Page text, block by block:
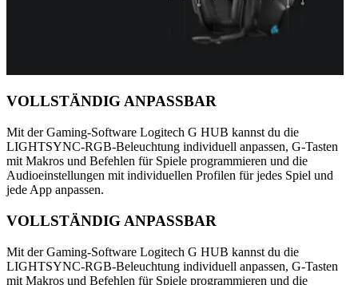
VOLLSTÄNDIG ANPASSBAR
Mit der Gaming-Software Logitech G HUB kannst du die
LIGHTSYNC-RGB-Beleuchtung individuell anpassen, G-Tasten
mit Makros und Befehlen für Spiele programmieren und die
Audioeinstellungen mit individuellen Profilen für jedes Spiel und
jede App anpassen.
VOLLSTÄNDIG ANPASSBAR
Mit der Gaming-Software Logitech G HUB kannst du die
LIGHTSYNC-RGB-Beleuchtung individuell anpassen, G-Tasten
mit Makros und Befehlen für Spiele programmieren und die